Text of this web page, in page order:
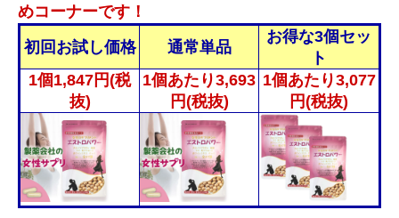
めコーナーです！
初回お試し価格
通常単品
お得な3個セッ
ト
1個1,847円(税
抜)
1個あたり3,693
円(税抜)
1個あたり3,077
円(税抜)